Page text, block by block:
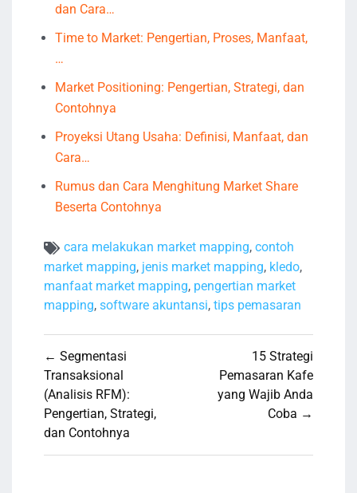
dan Cara…
Time to Market: Pengertian, Proses, Manfaat,
…
Market Positioning: Pengertian, Strategi, dan
Contohnya
Proyeksi Utang Usaha: Definisi, Manfaat, dan
Cara…
Rumus dan Cara Menghitung Market Share
Beserta Contohnya
cara melakukan market mapping, contoh
market mapping, jenis market mapping, kledo,
manfaat market mapping, pengertian market
mapping, software akuntansi, tips pemasaran
Navigasi
pos
← Segmentasi
Transaksional
(Analisis RFM):
Pengertian, Strategi,
dan Contohnya
15 Strategi
Pemasaran Kafe
yang Wajib Anda
Coba →